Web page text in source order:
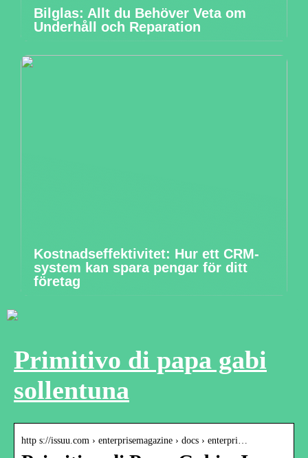
Bilglas: Allt du Behöver Veta om
Underhåll och Reparation
Kostnadseffektivitet: Hur ett CRM-
system kan spara pengar för ditt
företag
Primitivo di papa gabi
sollentuna
http s://issuu.com › enterprisemagazine › docs › enterpri…